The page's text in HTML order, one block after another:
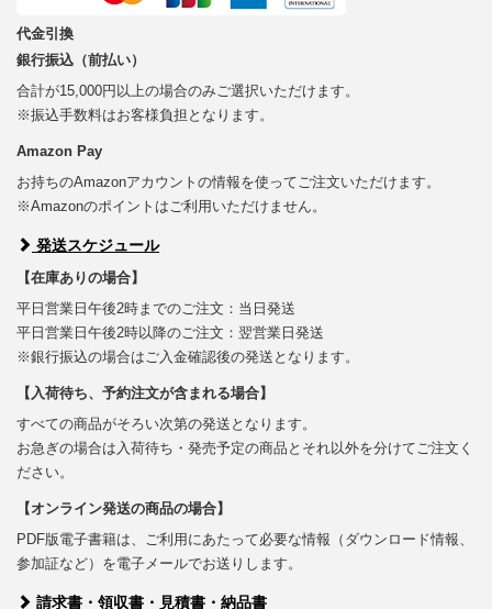
代金引換
銀行振込（前払い）
合計が15,000円以上の場合のみご選択いただけます。
※振込手数料はお客様負担となります。
Amazon Pay
お持ちのAmazonアカウントの情報を使ってご注文いただけます。
※Amazonのポイントはご利用いただけません。
発送スケジュール
【在庫ありの場合】
平日営業日午後2時までのご注文：当日発送
平日営業日午後2時以降のご注文：翌営業日発送
※銀行振込の場合はご入金確認後の発送となります。
【入荷待ち、予約注文が含まれる場合】
すべての商品がそろい次第の発送となります。
お急ぎの場合は入荷待ち・発売予定の商品とそれ以外を分けてご注文く
ださい。
【オンライン発送の商品の場合】
PDF版電子書籍は、ご利用にあたって必要な情報（ダウンロード情報、
参加証など）を電子メールでお送りします。
請求書・領収書・見積書・納品書